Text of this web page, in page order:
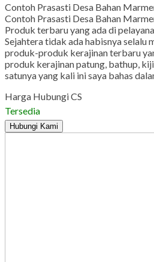
Contoh Prasasti Desa Bahan
Contoh Prasasti Desa Bahan
Produk terbaru yang ada di
Sejahtera tidak ada habisnya selalu
produk-produk kerajinan terbaru
produk kerajinan patung, bathup,
satunya yang kali ini saya bahas
Harga Hubungi CS
Tersedia
Hubungi Kami